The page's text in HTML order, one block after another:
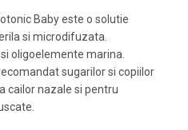
Baby este o solutie
si microdifuzata.
oligoelemente marina.
sugarilor si copiilor
cailor nazale si pentru